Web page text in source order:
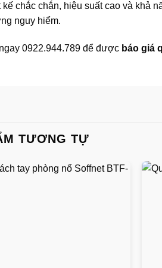
chắc chắn, hiệu suất cao và khả
nguy hiểm.
0922.944.789 để được báo giá
TƯƠNG TỰ